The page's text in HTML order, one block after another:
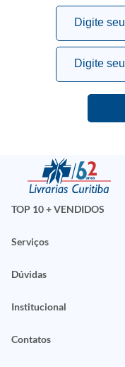
TOP 10 + VENDIDOS
Serviços
Dúvidas
Institucional
Contatos